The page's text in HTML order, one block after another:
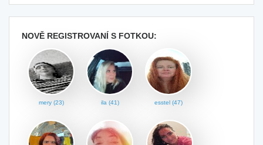
NOVĚ REGISTROVANÍ S FOTKOU:
mery (23) ila (41) esstel (47)